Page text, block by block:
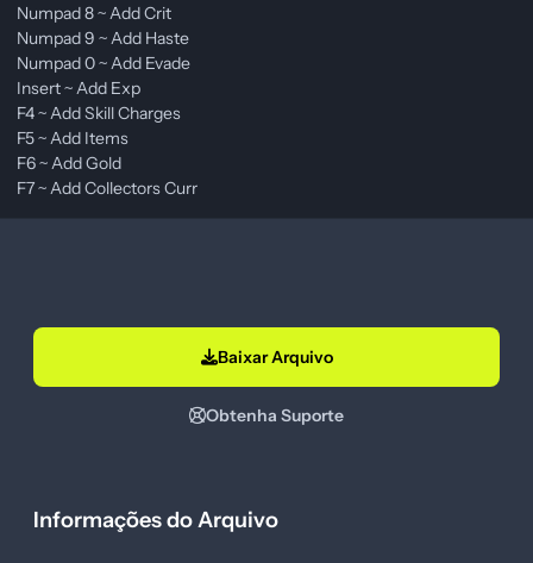
Numpad 8 ~ Add Crit
Numpad 9 ~ Add Haste
Numpad 0 ~ Add Evade
Insert ~ Add Exp
F4 ~ Add Skill Charges
F5 ~ Add Items
F6 ~ Add Gold
F7 ~ Add Collectors Curr
Baixar Arquivo
Obtenha Suporte
Informações do Arquivo